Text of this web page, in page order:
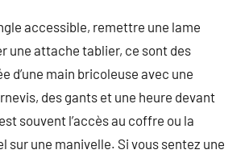
accessible, remettre une lame
une attache tablier, ce sont des
d’une main bricoleuse avec une
des gants et une heure devant
souvent l’accès au coffre ou la
sur une manivelle. Si vous sentez une